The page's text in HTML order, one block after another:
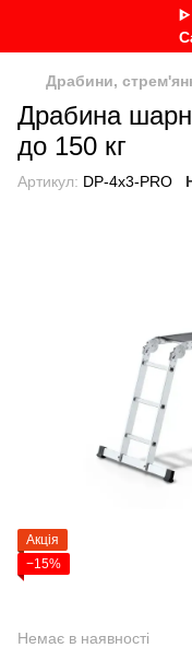
Драбини,
Драбина
до 150 кг
Артикул: DP-4x3-PRO
Акція
−15%
Немає в наявності